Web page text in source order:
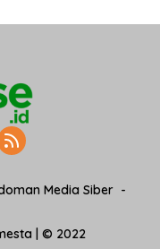
Media Siber
| © 2022